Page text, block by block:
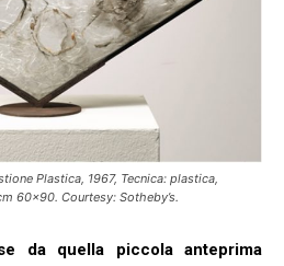
Plastica, 1967, Tecnica: plastica,
60×90. Courtesy: Sotheby’s.
da quella piccola anteprima